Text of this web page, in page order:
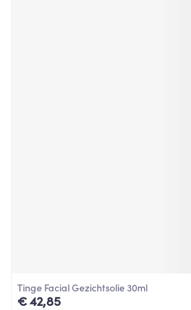
Tinge Facial Gezichtsolie 30ml
€ 42,85